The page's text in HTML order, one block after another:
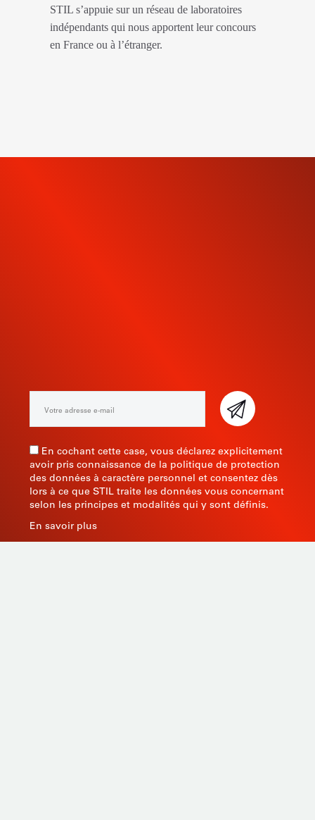
STIL s’appuie sur un réseau de laboratoires
indépendants qui nous apportent leur concours
en France ou à l’étranger.
En cochant cette case, vous déclarez explicitement
avoir pris connaissance de la politique de protection
des données à caractère personnel et consentez dès
lors à ce que STIL traite les données vous concernant
selon les principes et modalités qui y sont définis.
En savoir plus